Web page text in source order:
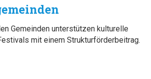
Gemeinden unterstützen kulturelle
mit einem Strukturförderbeitrag.